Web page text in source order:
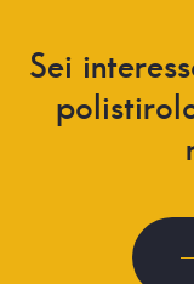
Sei